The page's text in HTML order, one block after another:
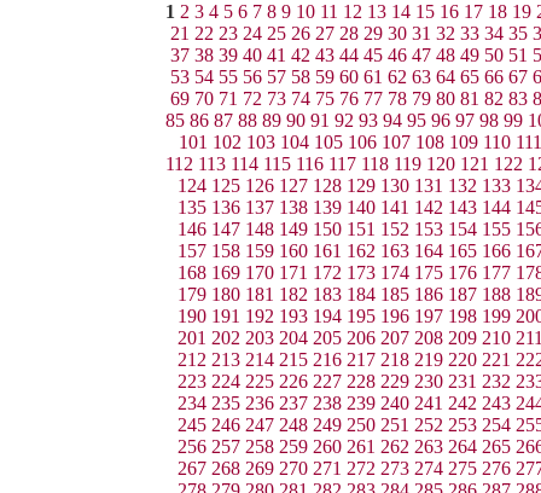
1 2 3 4 5 6 7 8 9 10 11 12 13 14 15 16 17 18 19
21 22 23 24 25 26 27 28 29 30 31 32 33 34 35
37 38 39 40 41 42 43 44 45 46 47 48 49 50 51
53 54 55 56 57 58 59 60 61 62 63 64 65 66 67
69 70 71 72 73 74 75 76 77 78 79 80 81 82 83
85 86 87 88 89 90 91 92 93 94 95 96 97 98 99
101 102 103 104 105 106 107 108 109 110 111
112 113 114 115 116 117 118 119 120 121 122
124 125 126 127 128 129 130 131 132 133
135 136 137 138 139 140 141 142 143 144
146 147 148 149 150 151 152 153 154 155
157 158 159 160 161 162 163 164 165 166
168 169 170 171 172 173 174 175 176 177
179 180 181 182 183 184 185 186 187 188
190 191 192 193 194 195 196 197 198 199
201 202 203 204 205 206 207 208 209 210
212 213 214 215 216 217 218 219 220 221
223 224 225 226 227 228 229 230 231 232
234 235 236 237 238 239 240 241 242 243
245 246 247 248 249 250 251 252 253 254
256 257 258 259 260 261 262 263 264 265
267 268 269 270 271 272 273 274 275 276